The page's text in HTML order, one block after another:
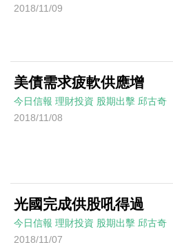
2018/11/09
美債需求疲軟供應增
今日信報 理財投資 股期出擊 邱古奇
2018/11/08
光國完成供股吼得過
今日信報 理財投資 股期出擊 邱古奇
2018/11/07